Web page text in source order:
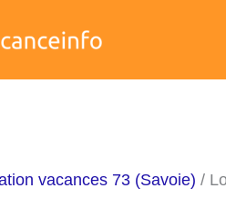
vacances 73 (Savoie) /